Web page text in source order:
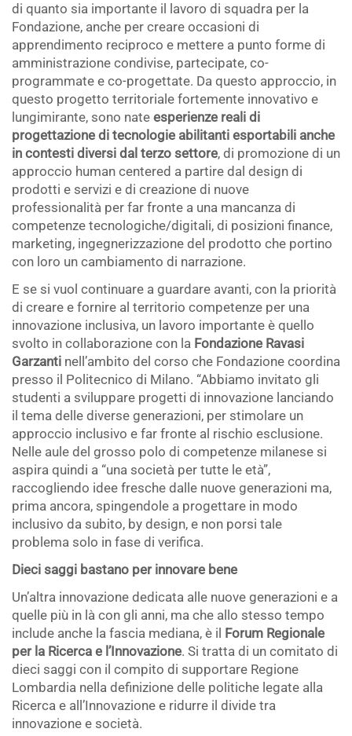
di quanto sia importante il lavoro di squadra per la
Fondazione, anche per creare occasioni di
apprendimento reciproco e mettere a punto forme di
amministrazione condivise, partecipate, co-
programmate e co-progettate. Da questo approccio, in
questo progetto territoriale fortemente innovativo e
lungimirante, sono nate esperienze reali di
progettazione di tecnologie abilitanti esportabili anche
in contesti diversi dal terzo settore, di promozione di un
approccio human centered a partire dal design di
prodotti e servizi e di creazione di nuove
professionalità per far fronte a una mancanza di
competenze tecnologiche/digitali, di posizioni finance,
marketing, ingegnerizzazione del prodotto che portino
con loro un cambiamento di narrazione.
E se si vuol continuare a guardare avanti, con la priorità
di creare e fornire al territorio competenze per una
innovazione inclusiva, un lavoro importante è quello
svolto in collaborazione con la Fondazione Ravasi
Garzanti nell’ambito del corso che Fondazione coordina
presso il Politecnico di Milano. “Abbiamo invitato gli
studenti a sviluppare progetti di innovazione lanciando
il tema delle diverse generazioni, per stimolare un
approccio inclusivo e far fronte al rischio esclusione.
Nelle aule del grosso polo di competenze milanese si
aspira quindi a “una società per tutte le età”,
raccogliendo idee fresche dalle nuove generazioni ma,
prima ancora, spingendole a progettare in modo
inclusivo da subito, by design, e non porsi tale
problema solo in fase di verifica.
Dieci saggi bastano per innovare bene
Un’altra innovazione dedicata alle nuove generazioni e a
quelle più in là con gli anni, ma che allo stesso tempo
include anche la fascia mediana, è il Forum Regionale
per la Ricerca e l’Innovazione. Si tratta di un comitato di
dieci saggi con il compito di supportare Regione
Lombardia nella definizione delle politiche legate alla
Ricerca e all’Innovazione e ridurre il divide tra
innovazione e società.